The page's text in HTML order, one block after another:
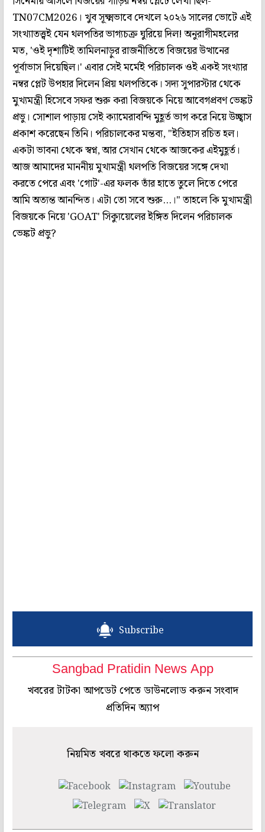
TN07CM2026। খুব সূক্ষ্মভাবে দেখলে ২০২৬ সালের ভোটে এই
সংখ্যাতত্ত্বই যেন থলপতির ভাগ্যচক্র ঘুরিয়ে দিল! অনুরাগীমহলের
মত, 'ওই দৃশ্যটিই তামিলনাড়ুর রাজনীতিতে বিজয়ের উত্থানের
পূর্বাভাস দিয়েছিল।' এবার সেই মর্মেই পরিচালক ওই একই সংখ্যার
নম্বর প্লেট উপহার দিলেন প্রিয় থলপতিকে। সদ্য সুপারস্টার থেকে
মুখ্যমন্ত্রী হিসেবে সফর শুরু করা বিজয়কে নিয়ে আবেগপ্রবণ ভেঙ্কট
প্রভু। সোশাল পাড়ায় সেই ক্যামেরাবন্দি মুহূর্ত ভাগ করে নিয়ে উচ্ছ্বাস
প্রকাশ করেছেন তিনি। পরিচালকের মন্তব্য, "ইতিহাস রচিত হল।
একটা ভাবনা থেকে স্বপ্ন, আর সেখান থেকে আজকের এইমুহূর্ত।
আজ আমাদের মাননীয় মুখ্যমন্ত্রী থলপতি বিজয়ের সঙ্গে দেখা
করতে পেরে এবং 'গোট'-এর ফলক তাঁর হাতে তুলে দিতে পেরে
আমি অত্যন্ত আনন্দিত। এটা তো সবে শুরু...।" তাহলে কি মুখ্যমন্ত্রী
বিজয়কে নিয়ে 'GOAT' সিক্যুয়েলের ইঙ্গিত দিলেন পরিচালক
ভেঙ্কট প্রভু?
Subscribe
Sangbad Pratidin News App
খবরের টাটকা আপডেট পেতে ডাউনলোড করুন সংবাদ
প্রতিদিন অ্যাপ
নিয়মিত খবরে থাকতে ফলো করুন